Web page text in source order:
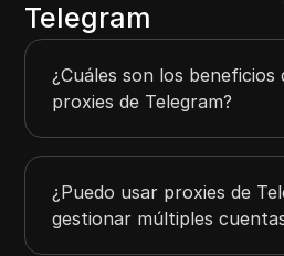
Telegram
¿Cuáles son los beneficios
proxies de Telegram?
¿Puedo usar proxies de
gestionar múltiples